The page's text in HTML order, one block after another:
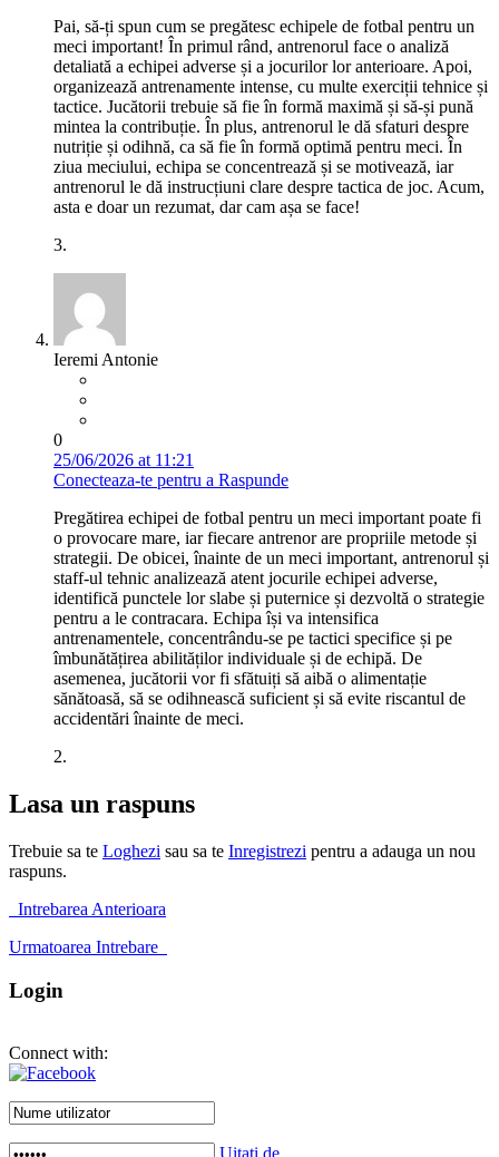
Pai, să-ți spun cum se pregătesc echipele de fotbal pentru un
meci important! În primul rând, antrenorul face o analiză
detaliată a echipei adverse și a jocurilor lor anterioare. Apoi,
organizează antrenamente intense, cu multe exerciții tehnice și
tactice. Jucătorii trebuie să fie în formă maximă și să-și pună
mintea la contribuție. În plus, antrenorul le dă sfaturi despre
nutriție și odihnă, ca să fie în formă optimă pentru meci. În
ziua meciului, echipa se concentrează și se motivează, iar
antrenorul le dă instrucțiuni clare despre tactica de joc. Acum,
asta e doar un rezumat, dar cam așa se face!
3.
Ieremi Antonie
0
25/06/2026 at 11:21
Conecteaza-te pentru a Raspunde
Pregătirea echipei de fotbal pentru un meci important poate fi
o provocare mare, iar fiecare antrenor are propriile metode și
strategii. De obicei, înainte de un meci important, antrenorul și
staff-ul tehnic analizează atent jocurile echipei adverse,
identifică punctele lor slabe și puternice și dezvoltă o strategie
pentru a le contracara. Echipa își va intensifica
antrenamentele, concentrându-se pe tactici specifice și pe
îmbunătățirea abilităților individuale și de echipă. De
asemenea, jucătorii vor fi sfătuiți să aibă o alimentație
sănătoasă, să se odihnească suficient și să evite riscantul de
accidentări înainte de meci.
2.
Lasa un raspuns
Trebuie sa te Loghezi sau sa te Inregistrezi pentru a adauga un nou
raspuns.
Intrebarea Anterioara
Urmatoarea Intrebare
Login
Connect with: